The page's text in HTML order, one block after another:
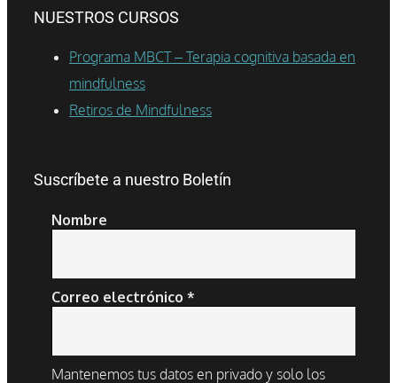
NUESTROS CURSOS
Programa MBCT – Terapia cognitiva basada en
mindfulness
Retiros de Mindfulness
Suscríbete a nuestro Boletín
Nombre
Correo electrónico *
Mantenemos tus datos en privado y solo los